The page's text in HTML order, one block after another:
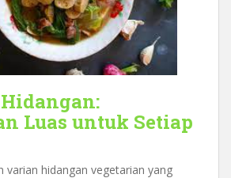
Luas untuk Setiap
varian hidangan vegetarian yang